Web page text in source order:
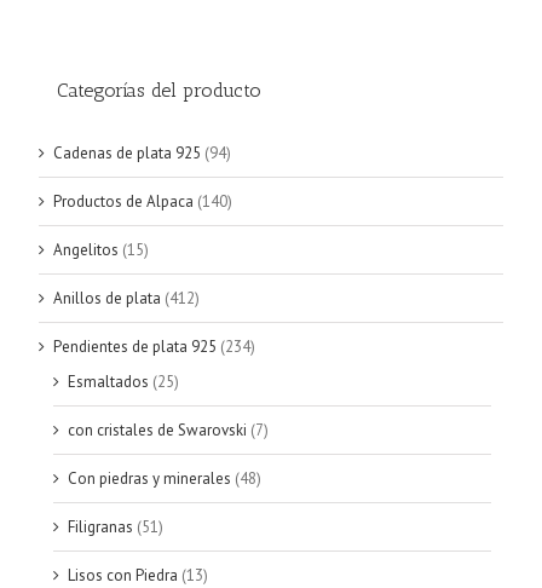
Categorías del producto
Cadenas de plata 925 (94)
Productos de Alpaca (140)
Angelitos (15)
Anillos de plata (412)
Pendientes de plata 925 (234)
Esmaltados (25)
con cristales de Swarovski (7)
Con piedras y minerales (48)
Filigranas (51)
Lisos con Piedra (13)